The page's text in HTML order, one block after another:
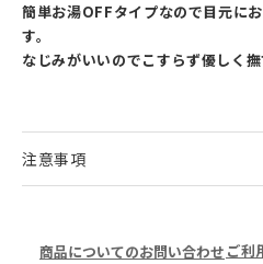
簡単お湯OFFタイプなので目元に
す。
なじみがいいのでこすらず優しく
注意事項
商品についてのお問い合わせ ご利